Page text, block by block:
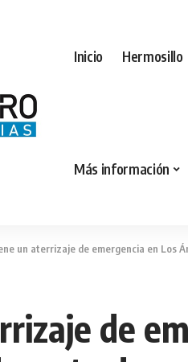
Inicio Hermosillo
Más información
un aterrizaje de emergencia en Los
de